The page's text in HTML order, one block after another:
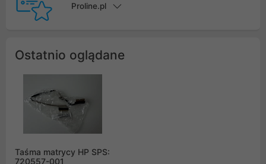
Proline.pl
Ostatnio oglądane
Taśma matrycy HP SPS:
720557-001